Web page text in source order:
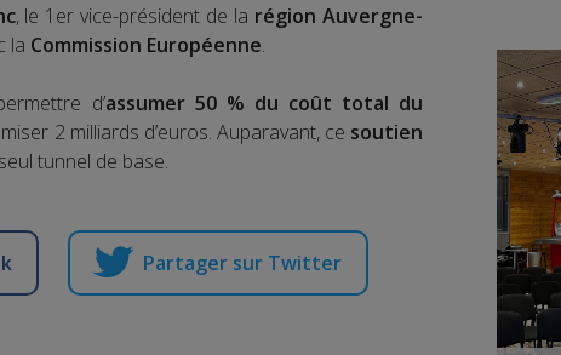
, le 1er vice-président de la région Auvergne-
la Commission Européenne.
d’assumer 50 % du coût total du
2 milliards d’euros. Auparavant, ce soutien
tunnel de base.
Partager sur Twitter